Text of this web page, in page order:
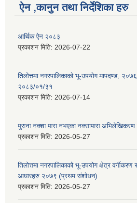
ऐन ,कानुन तथा निर्देशिका हरु
आर्थिक ऐन २०८३
प्रकाशन मिति: 2026-07-22
तिलोत्तमा नगरपालिकाको भू-उपयोग मापदण्ड,
२०८३/०१/३१
प्रकाशन मिति: 2026-07-14
पुराना नक्शा पास नभएका नक्सापास अभिलेखिकरण
प्रकाशन मिति: 2026-05-27
तिलोत्तमा नगरपालिकाको भू-उपयोग क्षेत्र वर्गीकरण
आधारहरु २०७९ (प्रथम संशोधन)
प्रकाशन मिति: 2026-05-27